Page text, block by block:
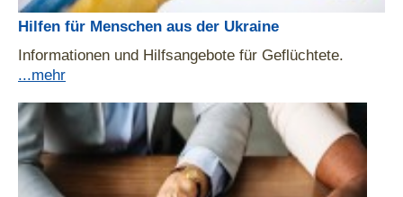
Hilfen für Menschen aus der Ukraine
Informationen und Hilfsangebote für Geflüchtete.
...mehr